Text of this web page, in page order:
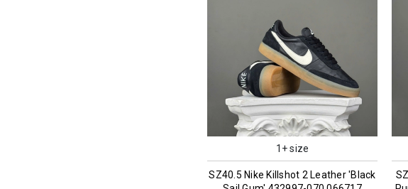
1+ size
SZ40.5 Nike Killshot 2 Leather 'Black